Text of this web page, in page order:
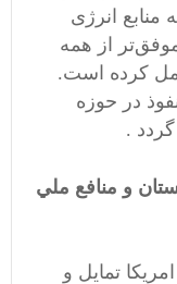
انرژی
از همه
کرده است.
در حوزه
.
و منافع ملي
تمايل و